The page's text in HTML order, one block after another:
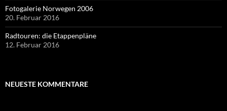
Fotogalerie Norwegen 2006
20. Februar 2016
Radtouren: die Etappenpläne
12. Februar 2016
NEUESTE KOMMENTARE